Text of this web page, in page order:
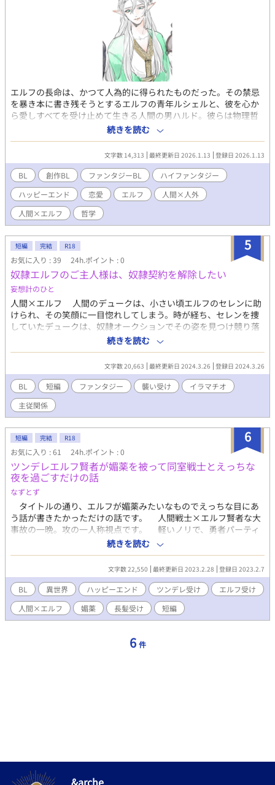
エルフの長命は、かつて人為的に得られたものだった。その禁忌
を暴き本に書き残そうとするエルフの青年ルシェルと、彼を心か
ら愛しすべてを受け止めて生きる人間の男ハルド。彼らは物理哲
学者エリアスとの友情を胸に、生きるための選択をしながら旅を
続ける。 静かで確固たる愛と、何を選択しどう生きるのかといっ
た哲学が息づく文芸BLです。
続きを読む
文字数 14,313 最終更新日 2026.1.13 登録日 2026.1.13
BL 創作BL ファンタジーBL
ハイファンタジー
ハッピーエンド
恋愛 エルフ
人間×人外
人間×エルフ
哲学
5
短編 完結 R18
お気に入り : 39 24h.ポイント : 0
奴隷エルフのご主人様は、奴隷契約を解除したい
妄想計のひと
人間×エルフ 人間のデュークは、小さい頃エルフのセレンに助
けられ、その笑顔に一目惚れしてしまう。時が経ち、セレンを捜
していたデュークは、奴隷オークションでその姿を見つけ競り落
とす。セレンが自身の奴隷となったが、主人としてではなく「デ
ューク」として接して欲しくて……
続きを読む
文字数 20,663 最終更新日 2024.3.26 登録日 2024.3.26
BL 短編 ファンタジー 襲い受け
イラマチオ
主従関係
6
短編 完結 R18
お気に入り : 61 24h.ポイント : 0
ツンデレエルフ賢者が媚薬を被って同室戦士とえっちな
夜を過ごすだけの話
なずとず
タイトルの通り、エルフが媚薬みたいなものでえっちな目にあ
う話が書きたかっただけの話です。 人間戦士×エルフ賢者な大
事故の一晩。攻の一人称視点です。 軽いノリで、勇者パーティ
ーとか魔王退治とかそんな話も出てくることには出ますが、メイ
ンはエルフが媚薬でえっちな目にあうことです。よろしくお願い
続きを読む
文字数 22,550 最終更新日 2023.2.28 登録日 2023.2.7
BL 異世界 ハッピーエンド ツンデレ受け
エルフ受け
人間×エルフ
媚薬 長髪受け 短編
6 件
&arche